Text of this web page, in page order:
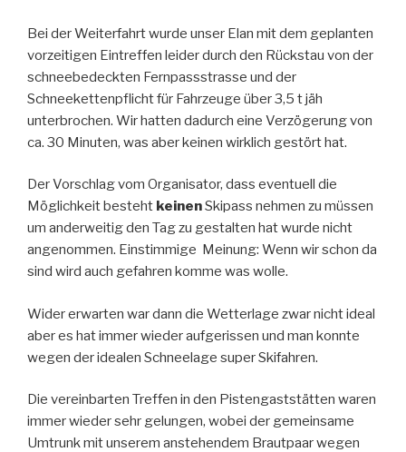
Bei der Weiterfahrt wurde unser Elan mit dem geplanten
vorzeitigen Eintreffen leider durch den Rückstau von der
schneebedeckten Fernpassstrasse und der
Schneekettenpflicht für Fahrzeuge über 3,5 t jäh
unterbrochen. Wir hatten dadurch eine Verzögerung von
ca. 30 Minuten, was aber keinen wirklich gestört hat.
Der Vorschlag vom Organisator, dass eventuell die
Möglichkeit besteht keinenSkipass nehmen zu müssen
um anderweitig den Tag zu gestalten hat wurde nicht
angenommen. Einstimmige Meinung: Wenn wir schon da
sind wird auch gefahren komme was wolle.
Wider erwarten war dann die Wetterlage zwar nicht ideal
aber es hat immer wieder aufgerissen und man konnte
wegen der idealen Schneelage super Skifahren.
Die vereinbarten Treffen in den Pistengaststätten waren
immer wieder sehr gelungen, wobei der gemeinsame
Umtrunk mit unserem anstehendem Brautpaar wegen